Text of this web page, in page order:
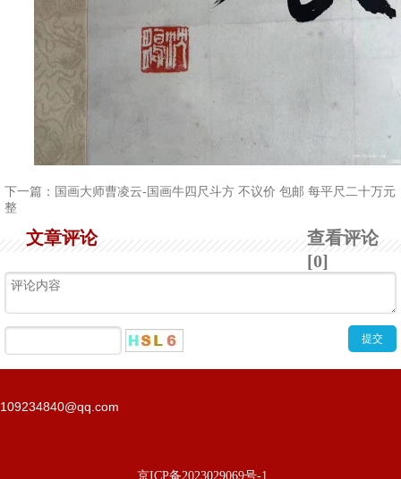
下一篇： 国画大师曹凌云-国画牛四尺斗方 不议价 包邮 每平尺二十万元
整
查看评论
[0]
文章评论
109234840@qq.com
京ICP备2023029069号-1